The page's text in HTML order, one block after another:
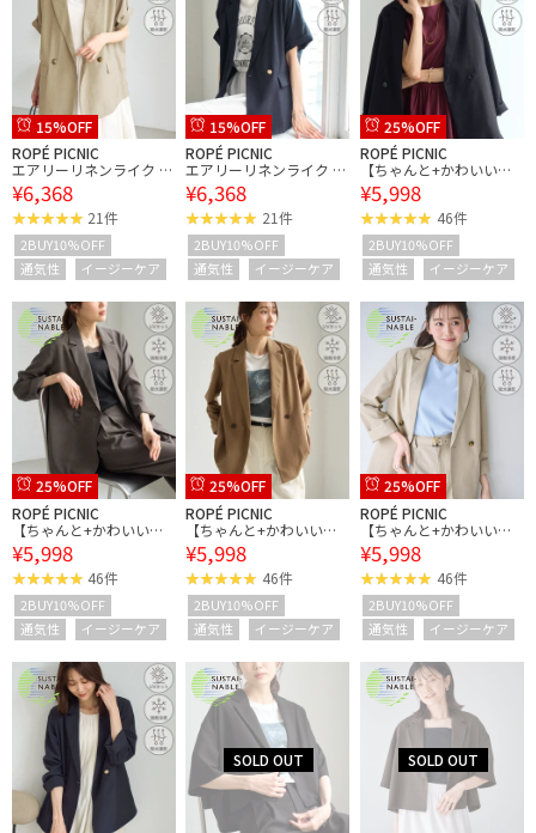
15%OFF
ROPÉ PICNIC
エアリーリネンライク ド
ルマンジャケット/接触
冷感・UVカット・速乾
¥6,368
21件
2BUY10%OFF
通気性
イージーケア
15%OFF
ROPÉ PICNIC
エアリーリネンライク ド
ルマンジャケット/接触
冷感・UVカット・速乾
¥6,368
21件
2BUY10%OFF
通気性
イージーケア
25%OFF
ROPÉ PICNIC
【ちゃんと+かわいい保
証】エアリーリネンライ
ク ダブルジャケット/接
触冷感・UVカット・速乾
¥5,998
46件
2BUY10%OFF
通気性
イージーケア
25%OFF
ROPÉ PICNIC
【ちゃんと+かわいい保
証】エアリーリネンライ
ク ダブルジャケット/接
触冷感・UVカット・速乾
¥5,998
46件
2BUY10%OFF
通気性
イージーケア
25%OFF
ROPÉ PICNIC
【ちゃんと+かわいい保
証】エアリーリネンライ
ク ダブルジャケット/接
触冷感・UVカット・速乾
¥5,998
46件
2BUY10%OFF
通気性
イージーケア
25%OFF
ROPÉ PICNIC
【ちゃんと+かわいい保
証】エアリーリネンライ
ク ダブルジャケット/接
触冷感・UVカット・速乾
¥5,998
46件
2BUY10%OFF
通気性
イージーケア